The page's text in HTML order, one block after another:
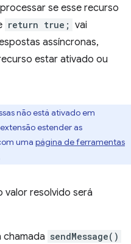
se esse recurso
return true; vai
assíncronas,
estar ativado ou
não está ativado em
estender as
uma página de ferramentas
valor resolvido será
chamada sendMessage()